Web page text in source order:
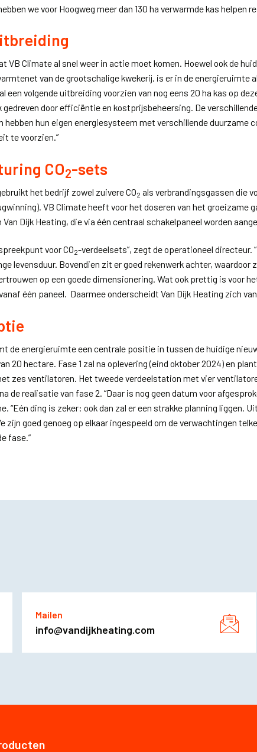
we voor Hoogweg meer dan 130 ha verwarmde kas helpen
VB Climate al snel weer in actie moet komen. Hoewel ook de
van de grootschalige kwekerij, is er in de energieruimte
al een volgende uitbreiding voorzien van nog eens 20 ha kas op
gedreven door efficiëntie en kostprijsbeheersing. De
hebben hun eigen energiesysteem met verschillende duurzame
te voorzien.”
CO2-sets
het bedrijf zowel zuivere CO2 als verbrandingsgassen die
VB Climate heeft voor het doseren van het groeizame
Dijk Heating, die via één centraal schakelpaneel worden
voor CO2-verdeelsets”, zegt de operationeel directeur.
levensduur. Bovendien zit er goed rekenwerk achter, waardoor
op een goede dimensionering. Wat ook prettig is voor
één paneel. Daarmee onderscheidt Van Dijk Heating zich
de energieruimte een centrale positie in tussen de huidige
20 hectare. Fase 1 zal na oplevering (eind oktober 2024) en
zes ventilatoren. Het tweede verdeelstation met vier
de realisatie van fase 2. “Daar is nog geen datum voor
“Eén ding is zeker: ook dan zal er een strakke planning liggen.
zijn goed genoeg op elkaar ingespeeld om de verwachtingen
fase.”
Mailen
info@vandijkheating.com